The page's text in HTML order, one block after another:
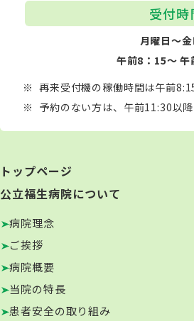
受付時
月曜日～金
午前8：15～
再来受付機の稼働時間は午前
予約のない方は、午前11:30以降
トップページ
公立福生病院について
病院理念
ご挨拶
病院概要
当院の特長
患者安全の取り組み